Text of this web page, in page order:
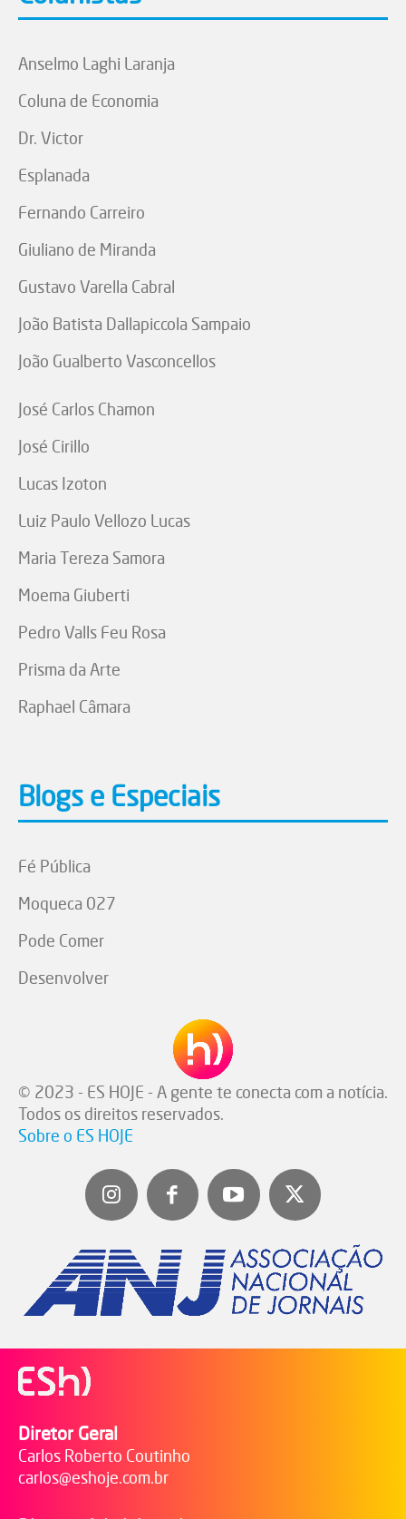
Anselmo Laghi Laranja
Coluna de Economia
Dr. Victor
Esplanada
Fernando Carreiro
Giuliano de Miranda
Gustavo Varella Cabral
João Batista Dallapiccola Sampaio
João Gualberto Vasconcellos
José Carlos Chamon
José Cirillo
Lucas Izoton
Luiz Paulo Vellozo Lucas
Maria Tereza Samora
Moema Giuberti
Pedro Valls Feu Rosa
Prisma da Arte
Raphael Câmara
Blogs e Especiais
Fé Pública
Moqueca 027
Pode Comer
Desenvolver
© 2023 - ES HOJE - A gente te conecta com a notícia.
Todos os direitos reservados.
Sobre o ES HOJE
Diretor Geral
Carlos Roberto Coutinho
carlos@eshoje.com.br